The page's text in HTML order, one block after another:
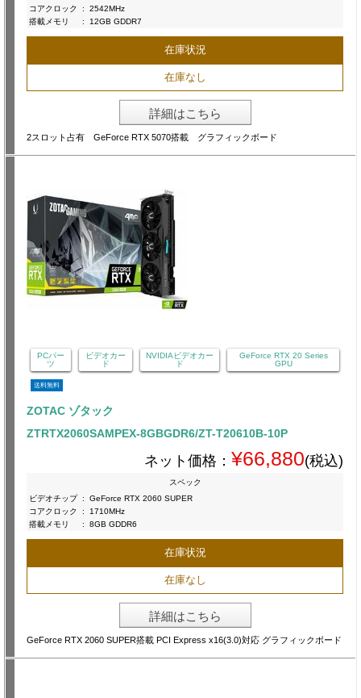
コアクロック
:
2542MHz
搭載メモリ
: 12GB GDDR7
在庫状況
在庫なし
詳細はこちら
2スロット占有 GeForce RTX 5070搭載 グラフィックボード
PCパー
ツ
ビデオカー
ド
NVIDIAビデオカー
ド
GeForce RTX 20 Series
GPU
送料無料
ZOTAC ゾタック
ZTRTX2060SAMPEX-8GBGDR6/ZT-T20610B-10P
ネット価格： ¥66,880(税込)
スペック
ビデオチップ :
GeForce RTX 2060 SUPER
コアクロック
:
1710MHz
搭載メモリ
: 8GB GDDR6
在庫状況
在庫なし
詳細はこちら
GeForce RTX 2060 SUPER搭載 PCI Express x16(3.0)対応 グラフィックボード